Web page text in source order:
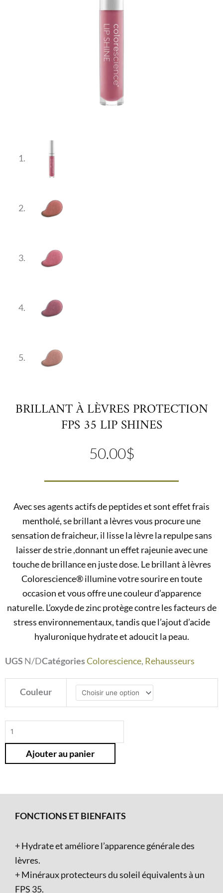
BRILLANT À LÈVRES PROTECTION
FPS 35 LIP SHINES
50.00$
Avec ses agents actifs de peptides et sont effet frais
mentholé, se brillant a lèvres vous procure une
sensation de fraicheur, il lisse la lèvre la repulpe sans
laisser de strie ,donnant un effet rajeunie avec une
touche de brillance en juste dose. Le brillant à lèvres
Colorescience® illumine votre sourire en toute
occasion et vous offre une couleur d’apparence
naturelle. L’oxyde de zinc protège contre les facteurs de
stress environnementaux, tandis que l’ajout d’acide
hyaluronique hydrate et adoucit la peau.
UGS N/DCatégoriesColorescience, Rehausseurs
Couleur
lèvres
protection
Shines
Ajouter au panier
FONCTIONS ET BIENFAITS
+ Hydrate et améliore l’apparence générale des
lèvres.
+ Minéraux protecteurs du soleil équivalents à un
FPS 35.